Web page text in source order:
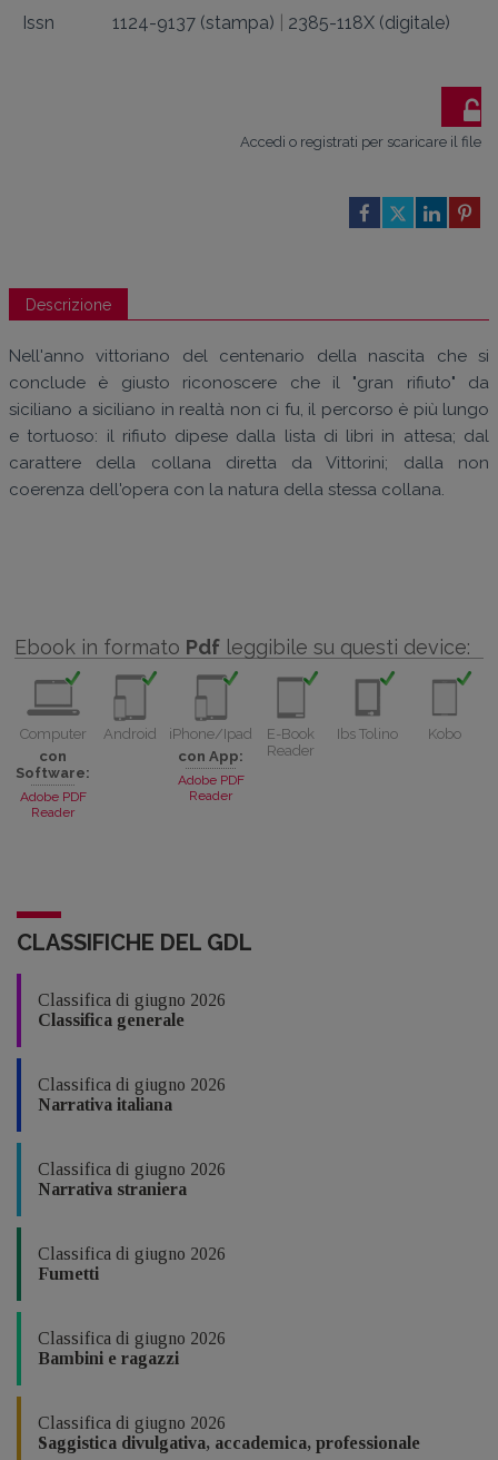
Issn
1124-9137 (stampa) 2385-118X (digitale)
Accedi o registrati per scaricare il file
Descrizione
Nell'anno vittoriano del centenario della nascita che si
conclude è giusto riconoscere che il "gran rifiuto" da
siciliano a siciliano in realtà non ci fu, il percorso è più lungo
e tortuoso: il rifiuto dipese dalla lista di libri in attesa; dal
carattere della collana diretta da Vittorini; dalla non
coerenza dell'opera con la natura della stessa collana.
Ebook in formato Pdf leggibile su questi device:
Computer
con
Software:
Adobe PDF
Reader
Android
iPhone/Ipad
con App:
Adobe PDF
Reader
E-Book
Reader
Ibs Tolino Kobo
CLASSIFICHE DEL GDL
Classifica di giugno 2026
Classifica generale
Classifica di giugno 2026
Narrativa italiana
Classifica di giugno 2026
Narrativa straniera
Classifica di giugno 2026
Fumetti
Classifica di giugno 2026
Bambini e ragazzi
Classifica di giugno 2026
Saggistica divulgativa, accademica, professionale